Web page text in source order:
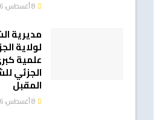
مديرية
لولاية
علمية
الجزئي
المقبل